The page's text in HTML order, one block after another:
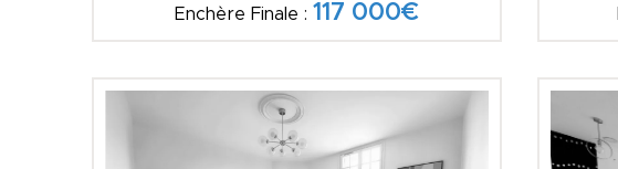
Enchère Finale : 117 000€